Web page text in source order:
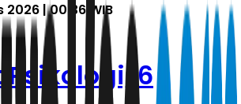
2026 | 00.36 WIB
6